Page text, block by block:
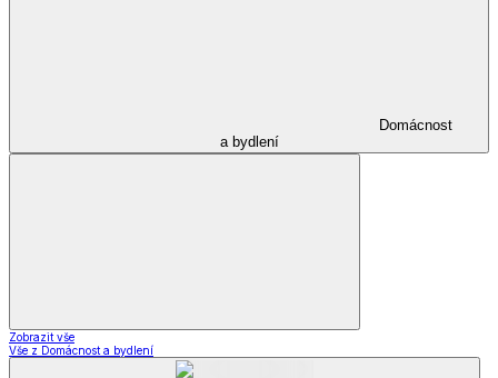
Domácnost
a bydlení
Zobrazit vše
Vše z Domácnost a bydlení